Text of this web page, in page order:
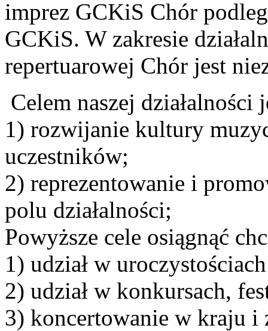
imprez GCKiS Chór
GCKiS. W zakresie
repertuarowej Chór jest
Celem naszej działalności
1) rozwijanie kultury
uczestników;
2) reprezentowanie i
polu działalności;
Powyższe cele osiągnąć
1) udział w
2) udział w konkursach,
3) koncertowanie w kraju i